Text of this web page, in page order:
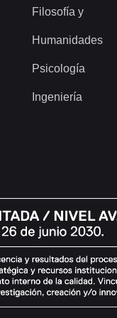
Filosofía y
Humanidades
Psicología
Ingeniería